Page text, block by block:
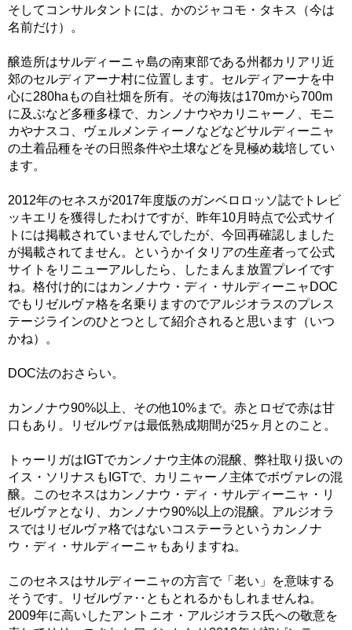
そしてコンサルタントには、かのジャコモ・タキス（今は
名前だけ）。
醸造所はサルディーニャ島の南東部である州都カリアリ近
郊のセルディアーナ村に位置します。セルディアーナを中
心に280haもの自社畑を所有。その海抜は170mから700m
に及ぶなど多種多様で、カンノナウやカリニャーノ、モニ
カやナスコ、ヴェルメンティーノなどなどサルディーニャ
の土着品種をその日照条件や土壌などを見極め栽培してい
ます。
2012年のセネスが2017年度版のガンベロロッソ誌でトレビ
ッキエリを獲得したわけですが、昨年10月時点で公式サイ
トには掲載されていませんでしたが、今回再確認しました
が掲載されてません。というかイタリアの生産者って公式
サイトをリニューアルしたら、したまんま放置プレイです
ね。格付け的にはカンノナウ・ディ・サルディーニャDOC
でもリゼルヴァ格を名乗りますのでアルジオラスのプレス
テージラインのひとつとして紹介されると思います（いつ
かね）。
DOC法のおさらい。
カンノナウ90%以上、その他10%まで。赤とロゼで赤は甘
口もあり。リゼルヴァは最低熟成期間が25ヶ月とのこと。
トゥーリガはIGTでカンノナウ主体の混醸、弊社取り扱いの
イス・ソリナスもIGTで、カリニャーノ主体でボヴァレの混
醸。このセネスはカンノナウ・ディ・サルディーニャ・リ
ゼルヴァとなり、カンノナウ90%以上の混醸。アルジオラ
スではリゼルヴァ格ではないコステーラというカンノナ
ウ・ディ・サルディーニャもありますね。
このセネスはサルディーニャの方言で「老い」を意味する
そうです。リゼルヴァ‥ともとれるかもしれませんね。
2009年に高いしたアントニオ・アルジオラス氏への敬意を